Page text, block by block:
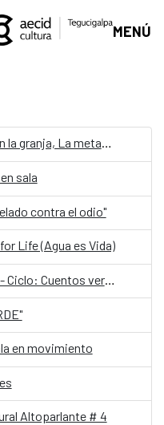
MENÚ
Lecturas al Centro - Rebelión en la granja, La metamorfosis y El adversario
sala
contra el odio"
Life (Agua es Vida)
Muchos cuentos por descubrir - Ciclo: Cuentos verdes
en movimiento
Altoparlante # 4